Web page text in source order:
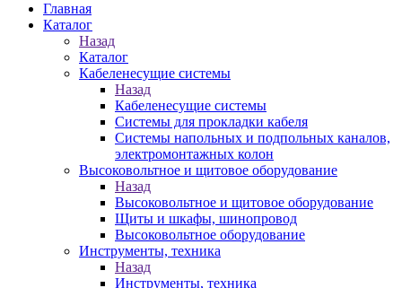
Главная
Каталог
Назад
Каталог
Кабеленесущие системы
Назад
Кабеленесущие системы
Системы для прокладки кабеля
Системы напольных и подпольных каналов,
электромонтажных колон
Высоковольтное и щитовое оборудование
Назад
Высоковольтное и щитовое оборудование
Щиты и шкафы, шинопровод
Высоковольтное оборудование
Инструменты, техника
Назад
Инструменты, техника